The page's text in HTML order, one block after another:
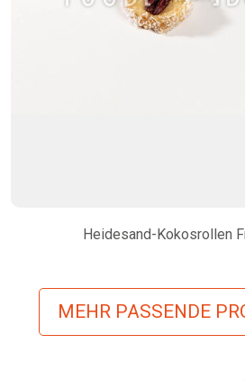
Heidesand-Kokosrollen
MEHR PASSENDE